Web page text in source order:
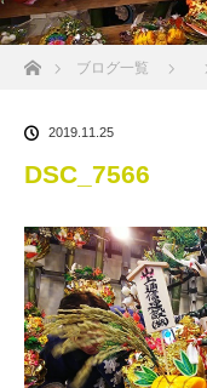
ホームブログ一覧
2019.11.25
DSC_7566